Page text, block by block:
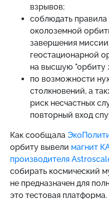
взрывов;
соблюдать правила
околоземной
завершения
геостационарной
на высшую "орбиту
по возможности
столкновений, а
риск несчастных
повторный вход
Как сообщала
орбиту вывели магнит
производителя
собирать космический
не предназначен для
это тестовая